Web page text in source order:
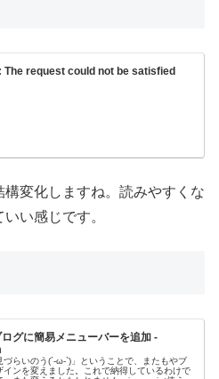
The request could not be satisfied
構変化しますね。読みやすくな
い感じです。
グに簡易メニューバーを追加 -
づらいのう(´-ω-`)」ということで、またもやブ
インを変えました。これで納得しているわけで